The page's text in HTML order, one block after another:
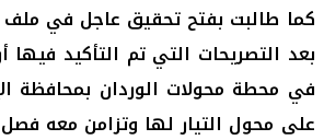
كما طالبت بفتح تحقيق عاجل في ملف
في محطة محولات الوردان بمحافظة